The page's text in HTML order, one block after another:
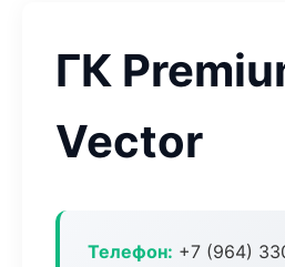
ГК
Vector
Телефон: +7 (964)